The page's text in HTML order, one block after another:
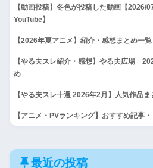
【動画投稿】冬色が投稿した動画【2026/
YouTube】
【2026年夏アニメ】紹介・感想まとめ一覧
【やる夫スレ紹介・感想】やる夫広場
め
【やる夫スレ十選 2026年2月】人気作品
【アニメ・PVランキング】おすすめ記事
最近の投稿